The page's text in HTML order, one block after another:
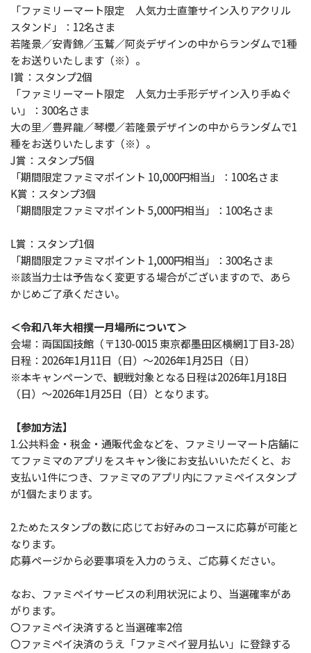
「ファミリーマート限定 人気力士直筆サイン入りアクリル
スタンド」：12名さま
若隆景／安青錦／玉鷲／阿炎デザインの中からランダムで1種
をお送りいたします（※）。
I賞：スタンプ2個
「ファミリーマート限定 人気力士手形デザイン入り手ぬぐ
い」：300名さま
大の里／豊昇龍／琴櫻／若隆景デザインの中からランダムで1
種をお送りいたします（※）。
J賞：スタンプ5個
「期間限定ファミマポイント 10,000円相当」：100名さま
K賞：スタンプ3個
「期間限定ファミマポイント 5,000円相当」：100名さま
L賞：スタンプ1個
「期間限定ファミマポイント 1,000円相当」：300名さま
※該当力士は予告なく変更する場合がございますので、あら
かじめご了承ください。
＜令和八年大相撲一月場所について＞
会場：両国国技館（〒130-0015 東京都墨田区横網1丁目3-28）
日程：2026年1月11日（日）～2026年1月25日（日）
※本キャンペーンで、観戦対象となる日程は2026年1月18日
（日）～2026年1月25日（日）となります。
【参加方法】
1.公共料金・税金・通販代金などを、ファミリーマート店舗に
てファミマのアプリをスキャン後にお支払いいただくと、お
支払い1件につき、ファミマのアプリ内にファミペイスタンプ
が1個たまります。
2.ためたスタンプの数に応じてお好みのコースに応募が可能と
なります。
応募ページから必要事項を入力のうえ、ご応募ください。
なお、ファミペイサービスの利用状況により、当選確率があ
がります。
〇ファミペイ決済すると当選確率2倍
〇ファミペイ決済のうえ「ファミペイ翌月払い」に登録する